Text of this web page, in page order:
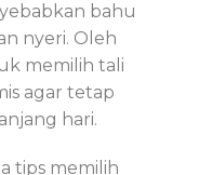
bahu
nyeri. Oleh
memilih tali
agar tetap
hari.
tips memilih